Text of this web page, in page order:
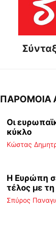
ΠΑΡΟΜΟΙΑ
Οι
κύκλο
Kώστας
Η Ευρώπη
τέλος με
Σπύρος